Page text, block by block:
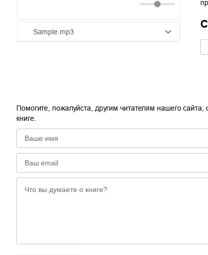
Sample.mp3
Помогите, пожалуйста, другим читателям нашего сайта,
книге.